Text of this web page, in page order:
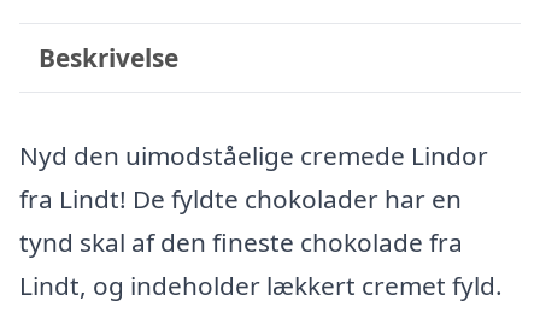
Beskrivelse
Nyd den uimodståelige cremede Lindor
fra Lindt! De fyldte chokolader har en
tynd skal af den fineste chokolade fra
Lindt, og indeholder lækkert cremet fyld.